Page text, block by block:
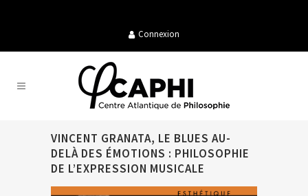
Connexion
VINCENT GRANATA, LE BLUES AU-
DELÀ DES ÉMOTIONS : PHILOSOPHIE
DE L’EXPRESSION MUSICALE